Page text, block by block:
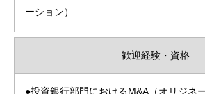
ーション）
歓迎経験・資格
●投資銀行部門におけるM&A（オリジネ